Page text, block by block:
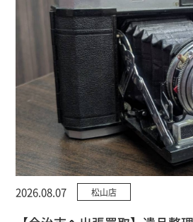
2026.08.07 松山店